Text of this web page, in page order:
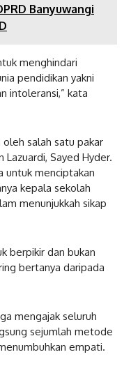
Banyuwangi
menghindari
pendidikan yakni
intoleransi,” kata
salah satu pakar
Sayed Hyder.
untuk menciptakan
kepala sekolah
menunjukkah sikap
berpikir dan bukan
bertanya daripada
mengajak seluruh
sejumlah metode
empati.